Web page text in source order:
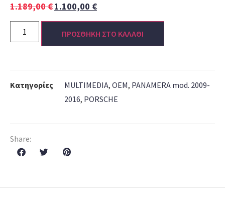
1.189,00€1.100,00 €
ΠΡΟΣΘΗΚΗ ΣΤΟ ΚΑΛΑΘΙ
Κατηγορίες MULTIMEDIA, OEM, PANAMERA mod. 2009-
2016, PORSCHE
Share: